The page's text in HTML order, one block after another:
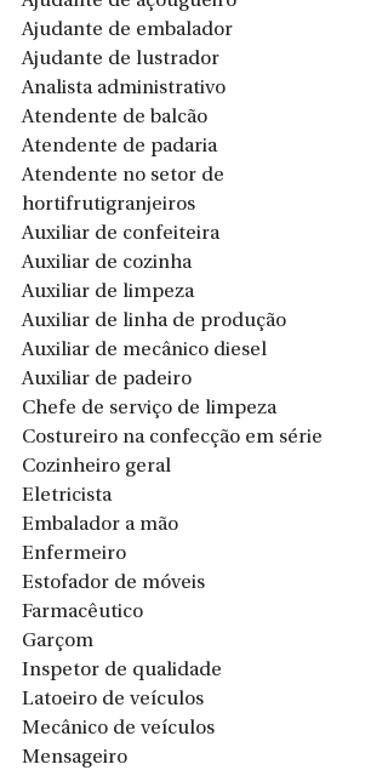
Ajudante de embalador
Ajudante de lustrador
Analista administrativo
Atendente de balcão
Atendente de padaria
Atendente no setor de
hortifrutigranjeiros
Auxiliar de confeiteira
Auxiliar de cozinha
Auxiliar de limpeza
Auxiliar de linha de produção
Auxiliar de mecânico diesel
Auxiliar de padeiro
Chefe de serviço de limpeza
Costureiro na confecção em série
Cozinheiro geral
Eletricista
Embalador a mão
Enfermeiro
Estofador de móveis
Farmacêutico
Garçom
Inspetor de qualidade
Latoeiro de veículos
Mecânico de veículos
Mensageiro